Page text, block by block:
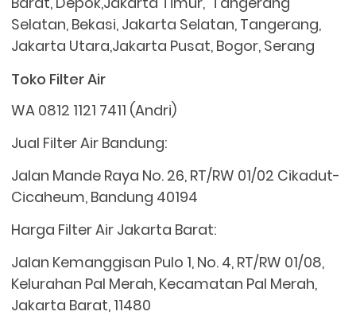
Selatan, Bekasi, Jakarta Selatan, Tangerang,
Jakarta Utara,Jakarta Pusat, Bogor, Serang
Toko Filter Air
WA 0812 1121 7411 (Andri)
Jual Filter Air Bandung:
Jalan Mande Raya No. 26, RT/RW 01/02 Cikadut-
Cicaheum, Bandung 40194
Harga Filter Air Jakarta Barat:
Jalan Kemanggisan Pulo 1, No. 4, RT/RW 01/08,
Kelurahan Pal Merah, Kecamatan Pal Merah,
Jakarta Barat, 11480